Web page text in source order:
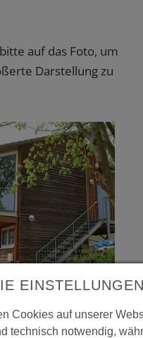
auf das Foto, um
Darstellung zu
EINSTELLUNGEN
Cookies auf unserer
technisch notwendig,